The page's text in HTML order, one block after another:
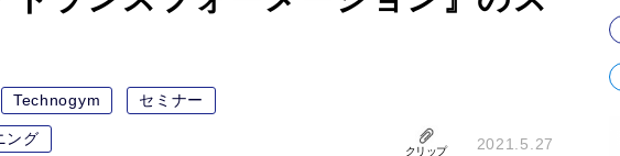
Technogym セミナー
ング
クリップ 2021.5.27